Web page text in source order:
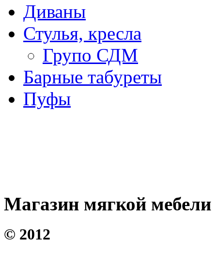
Диваны
Стулья, кресла
Групо СДМ
Барные табуреты
Пуфы
Магазин мягкой мебели
© 2012